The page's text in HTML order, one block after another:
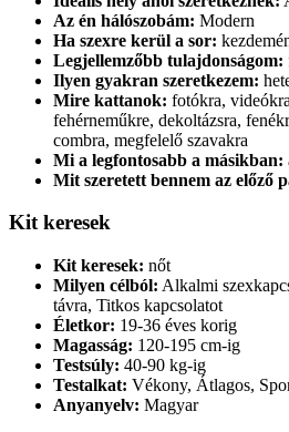
Az én hálószobám: Modern
Ha szexre kerül a sor:
Legjellemzőbb tulajdonságom:
Ilyen gyakran szeretkezem:
Mire kattanok: fotókra,
fehérneműkre, dekoltázsra,
combra, megfelelő szavakra
Mi a legfontosabb a másikban:
Mit szeretett bennem az előző
Kit keresek
Kit keresek: nőt
Milyen célból: Alkalmi
távra, Titkos kapcsolatot
Életkor: 19-36 éves korig
Magasság: 120-195 cm-ig
Testsúly: 40-90 kg-ig
Testalkat: Vékony, Átlagos,
Anyanyelv: Magyar